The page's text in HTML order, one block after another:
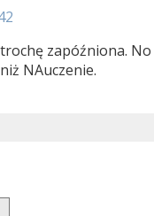
trochę zapóźniona.
NAuczenie.